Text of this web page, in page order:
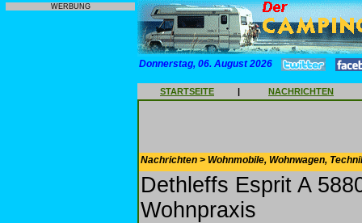
WERBUNG
Donnerstag, 06. August 2026
STARTSEITE | NACHRICHTEN
Nachrichten > Wohnmobile, Wohnwagen,
Dethleffs Esprit A
Wohnpraxis